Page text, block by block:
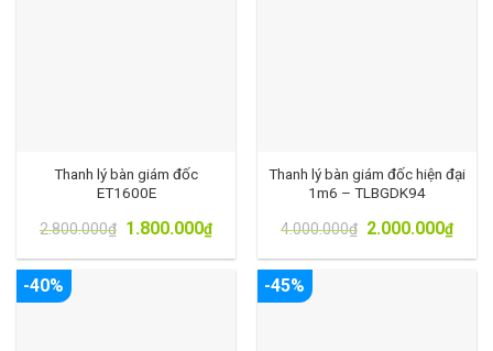
Thanh lý bàn giám đốc
ET1600E
2.800.000₫ 1.800.000₫
Thanh lý bàn giám đốc hiện đại
1m6 – TLBGDK94
4.000.000₫ 2.000.000₫
-40% -45%